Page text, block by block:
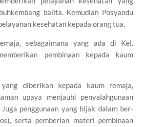
balita. Kemudian Posyandu
kesehatan kepada orang tua.
sebagaimana yang ada di Kel.
pembinaan kepada kaum
diberikan kepada kaum remaja,
upaya menjauhi penyalahgunaan
penggunaan yang bijak dalam ber-
serta pemberian materi pembinaan